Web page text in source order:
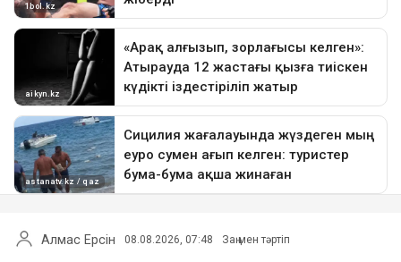
Алмас Ерсін 08.08.2026, 07:48 Заң мен тәртіп